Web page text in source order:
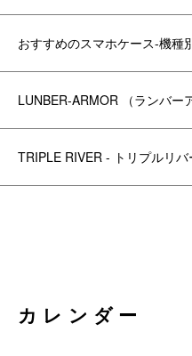
おすすめのスマホケース-機種
LUNBER-ARMOR （ランバー
TRIPLE RIVER - トリプルリバ
カレンダー